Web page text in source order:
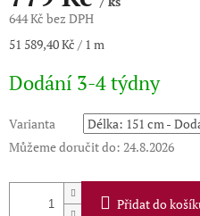
644 Kč bez DPH
Měrná
51 589,40 Kč / 1 m
Dodání 3-4 týdny
Varianta
Můžeme doručit do: 24.8.2026
Přidat do